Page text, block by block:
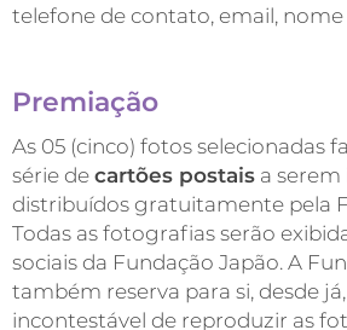
telefone de contato, email, nome
Premiação
As 05 (cinco) fotos selecionadas
série de cartões postais a serem
distribuídos gratuitamente pela
Todas as fotografias serão
sociais da Fundação Japão. A
também reserva para si, desde
incontestável de reproduzir as